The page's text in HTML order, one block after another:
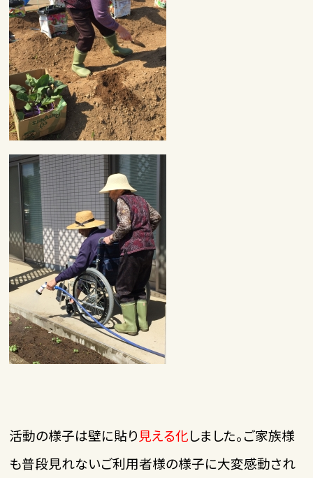
活動の様子は壁に貼り見える化しました。ご家族様
も普段見れないご利用者様の様子に大変感動され